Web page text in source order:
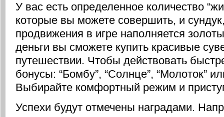
У вас есть определенное количество
которые вы можете совершить, и
продвижения в игре наполняется
деньги вы сможете купить красивые
путешествии. Чтобы действовать
бонусы: “Бомбу”, “Солнце”, “Молоток”
Выбирайте комфортный режим и
Успехи будут отмечены наградами.